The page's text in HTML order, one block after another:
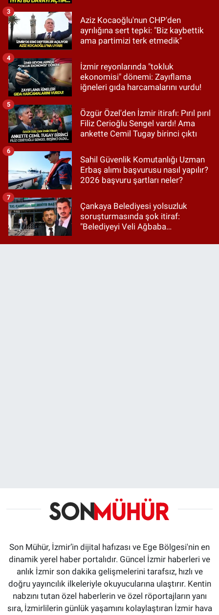
Aziz Kocaoğlu'nun CHP'den
ayrılığına sert tepki: "Biz kaybettik
ama partimizi terk etmedik"
3
İzmir reyonlarında "tokluk
ekonomisi" dönemi: Zayıflama
iğneleri gıda harcamalarını vurdu!
4
Özgür Özel'den İzmir itirafı: Pırıl pırıl
Filiz Cerioğlu Sengel vardı! Ama
ankette Cemil Tugay birinci çıktı
5
Sahil Güvenlik Komutanlığı Uzman
Erbaş alımı başvurusu nasıl yapılır?
2026 başvuru şartları neler?
6
Çankaya Belediyesi yolsuzluk
soruşturmasında şok itiraf:
"Belediyeyi Veli Ağbaba
7
Son Mühür, İzmir’in dijital hafızası ve Ege Bölgesi'nin en
dinamik yerel haber portalıdır. Güncel İzmir haberleri ve
anlık İzmir son dakika gelişmelerini tarafsız, hızlı ve
doğru yayıncılık ilkeleriyle okuyucularına ulaştırır. Kentin
nabzını tutan özel haberlerin ve özel röportajların yanı
sıra, İzmirlilerin günlük yaşamını kolaylaştıran İzmir hava